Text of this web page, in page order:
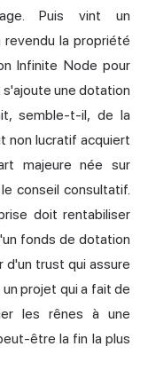
Puis vint un
revendu la propriété
Infinite Node pour
s'ajoute une dotation
semble-t-il, de la
non lucratif acquiert
majeure née sur
conseil consultatif.
doit rentabiliser
fonds de dotation
d'un trust qui assure
projet qui a fait de
les rênes à une
être la fin la plus